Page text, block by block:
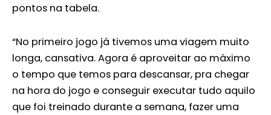
pontos na tabela.
“No primeiro jogo já tivemos uma viagem muito
longa, cansativa. Agora é aproveitar ao máximo
o tempo que temos para descansar, pra chegar
na hora do jogo e conseguir executar tudo aquilo
que foi treinado durante a semana, fazer uma